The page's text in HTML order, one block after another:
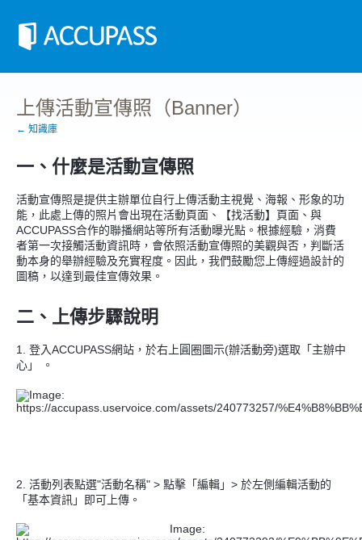
上傳活動宣傳照（Banner）
← 知識庫
一、什麼是活動宣傳照
活動宣傳照是提供主辦單位自行上傳活動主視覺、海報、形象的功
能，此處上傳的照片會出現在活動頁面、
【找活動】 頁面、與
ACCUPASS合作的聯播網站等所有活動曝光點。根據經驗，消費
者第一次接觸活動資訊時，會依照活動宣傳照的美觀與否，判斷活
動本身的舉辦經驗及充實程度。因此，我們鼓勵您上傳經過設計的
圖稿，以達到最佳宣傳效果。
二、上傳步驟說明
1. 登入ACCUPASS網站，於右上圓圈圖示(辦活動旁)選取「主辦中
心」 。
2. 活動列表點選"活動名稱" > 點擊「編輯」> 於左側編輯活動的
「基本資訊」即可上傳。